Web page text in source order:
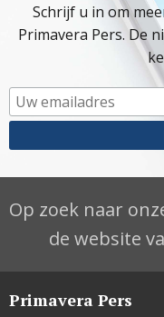
Schrijf u in om
Primavera Pers. De
Op zoek naar
de website
Primavera Pers